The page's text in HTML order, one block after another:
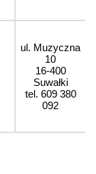
ul. Muzyczna
10
16-400
Suwałki
tel. 609 380
092